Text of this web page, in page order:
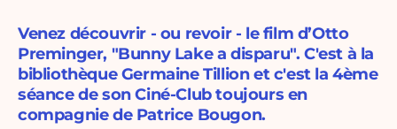
Venez découvrir - ou revoir - le film d’Otto
Preminger, "Bunny Lake a disparu". C'est à la
bibliothèque Germaine Tillion et c'est la 4ème
séance de son Ciné-Club toujours en
compagnie de Patrice Bougon.